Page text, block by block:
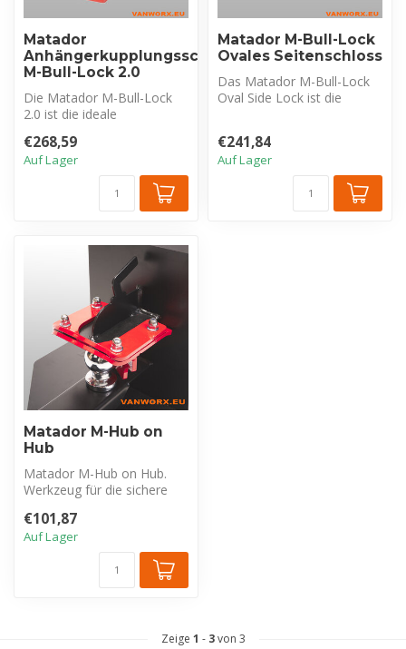
Matador
Anhängerkupplungsschutz
M-Bull-Lock 2.0
Die Matador M-Bull-Lock
2.0 ist die ideale
Lieferwagen, di...
€268,59
Auf Lager
Matador M-Bull-Lock
Ovales Seitenschloss
Das Matador M-Bull-Lock
Oval Side Lock ist die
€241,84
Auf Lager
Matador M-Hub on
Hub
Matador M-Hub on Hub.
Werkzeug für die sichere
Anbringen I...
€101,87
Auf Lager
Zeige 1 - 3von 3